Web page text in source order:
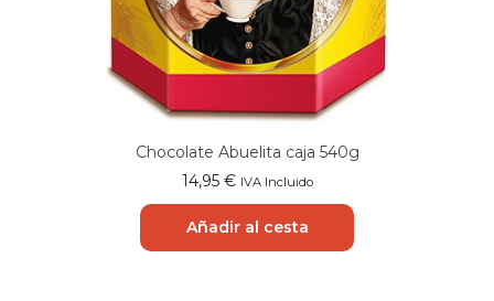
Chocolate Abuelita caja 540g
14,95 € IVA Incluido
Añadir al cesta